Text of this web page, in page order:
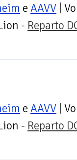
e AAVV |
- Reparto
e AAVV |
- Reparto